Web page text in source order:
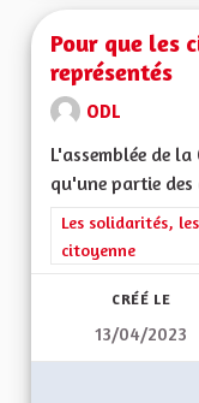
Pour que les
représentés
ODL
L'assemblée de
qu'une partie
Filtrer les
Les solidarités,
citoyenne
CRÉÉ LE
13/04/2023